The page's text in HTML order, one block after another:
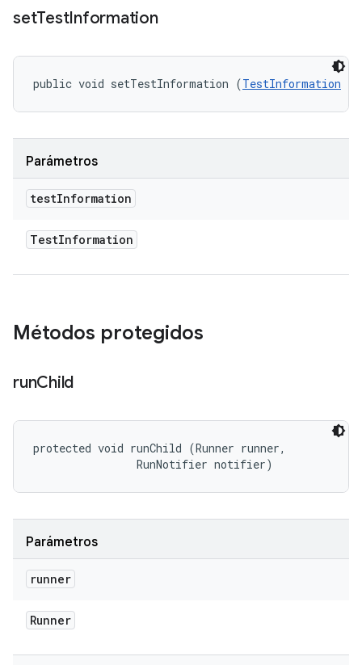
setTestInformation
public void setTestInformation (TestInformation
Parámetros
testInformation
TestInformation
Métodos protegidos
runChild
protected void runChild (Runner runner,
                RunNotifier notifier)
Parámetros
runner
Runner